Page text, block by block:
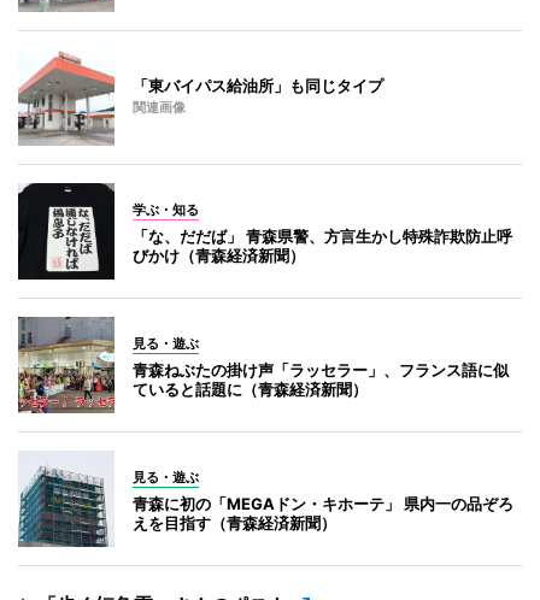
「東バイパス給油所」も同じタイプ
関連画像
学ぶ・知る
「な、だだば」 青森県警、方言生かし特殊詐欺防止呼
びかけ（青森経済新聞）
見る・遊ぶ
青森ねぶたの掛け声「ラッセラー」、フランス語に似
ていると話題に（青森経済新聞）
見る・遊ぶ
青森に初の「MEGAドン・キホーテ」 県内一の品ぞろ
えを目指す（青森経済新聞）